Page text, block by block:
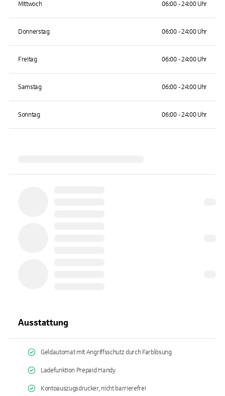
Mittwoch 06:00 - 24:00 Uhr
Donnerstag 06:00 - 24:00 Uhr
Freitag 06:00 - 24:00 Uhr
Samstag 06:00 - 24:00 Uhr
Sonntag 06:00 - 24:00 Uhr
Ausstattung
Geldautomat mit Angriffsschutz durch Farblösung
Ladefunktion Prepaid Handy
Kontoauszugsdrucker, nicht barrierefrei